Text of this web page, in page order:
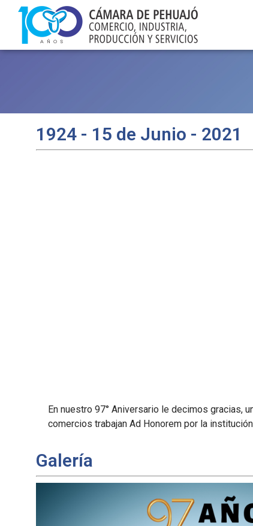
1924 - 15 de Junio - 2021
En nuestro 97° Aniversario le decimos gracias,
comercios trabajan Ad Honorem por la
Galería